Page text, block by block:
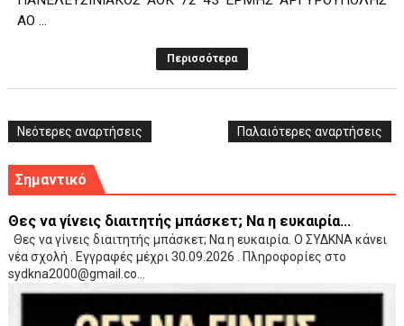
ΑΟ ...
Περισσότερα
Νεότερες αναρτήσεις Παλαιότερες αναρτήσεις
Σημαντικό
Θες να γίνεις διαιτητής μπάσκετ; Να η ευκαιρία...
Θες να γίνεις διαιτητής μπάσκετ; Να η ευκαιρία. Ο ΣΥΔΚΝΑ κάνει
νέα σχολή . Εγγραφές μέχρι 30.09.2026 . Πληροφορίες στο
sydkna2000@gmail.co...